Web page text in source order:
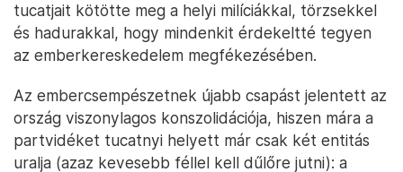
tucatjait kötötte meg a helyi milíciákkal, törzsekkel
és hadurakkal, hogy mindenkit érdekeltté tegyen
az emberkereskedelem megfékezésében.
Az embercsempészetnek újabb csapást jelentett az
ország viszonylagos konszolidációja, hiszen mára a
partvidéket tucatnyi helyett már csak két entitás
uralja (azaz kevesebb féllel kell dűlőre jutni): a